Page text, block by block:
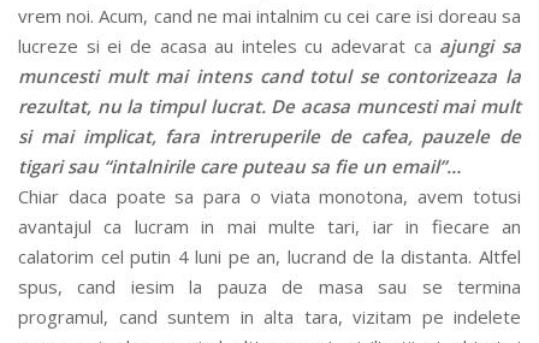
vrem noi. Acum, cand ne mai intalnim cu cei care isi doreau sa
lucreze si ei de acasa au inteles cu adevarat ca ajungi sa
muncesti mult mai intens cand totul se contorizeaza la
rezultat, nu la timpul lucrat. De acasa muncesti mai mult
si mai implicat, fara intreruperile de cafea, pauzele de
tigari sau “intalnirile care puteau sa fie un email”…
Chiar daca poate sa para o viata monotona, avem totusi
avantajul ca lucram in mai multe tari, iar in fiecare an
calatorim cel putin 4 luni pe an, lucrand de la distanta. Altfel
spus, cand iesim la pauza de masa sau se termina
programul, cand suntem in alta tara, vizitam pe indelete